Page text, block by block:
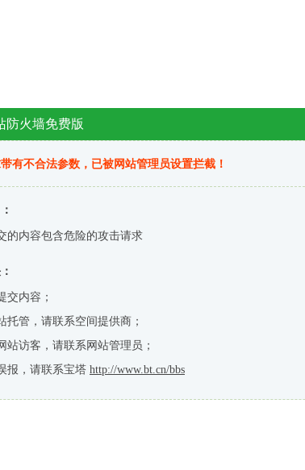
防火墙免费版
有不合法参数，已被网站管理员设置拦截！
的内容包含危险的攻击请求
交内容；
托管，请联系空间提供商；
站访客，请联系网站管理员；
报，请联系宝塔 http://www.bt.cn/bbs